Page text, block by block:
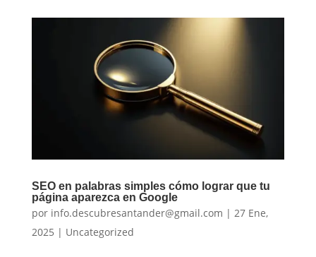
SEO en palabras simples cómo lograr que tu
página aparezca en Google
por info.descubresantander@gmail.com | 27 Ene,
2025 | Uncategorized